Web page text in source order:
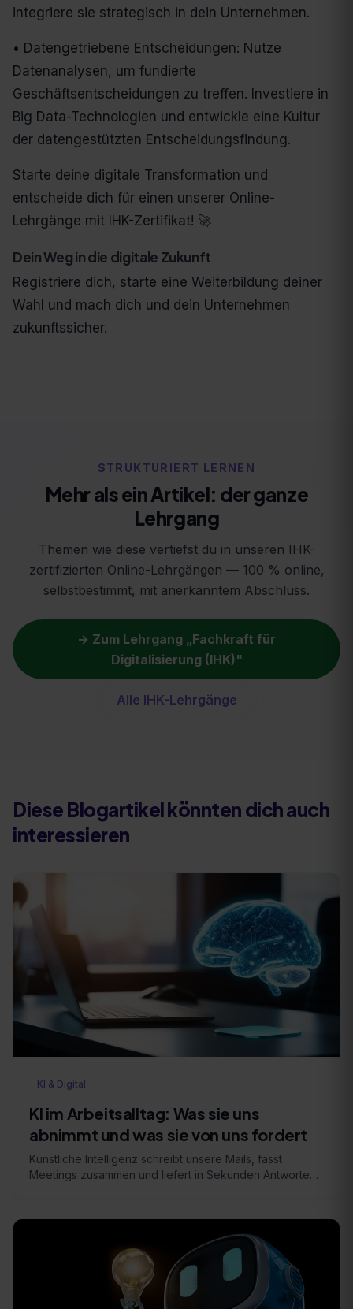
integriere sie strategisch in dein Unternehmen.
• Datengetriebene Entscheidungen: Nutze
Datenanalysen, um fundierte
Geschäftsentscheidungen zu treffen. Investiere in
Big Data-Technologien und entwickle eine Kultur
der datengestützten Entscheidungsfindung.
Starte deine digitale Transformation und
entscheide dich für einen unserer Online-
Lehrgänge mit IHK-Zertifikat! 🚀
Dein Weg in die digitale Zukunft
Registriere dich, starte eine Weiterbildung deiner
Wahl und mach dich und dein Unternehmen
zukunftssicher.
STRUKTURIERT LERNEN
Mehr als ein Artikel: der ganze
Lehrgang
Themen wie diese vertiefst du in unseren IHK-
zertifizierten Online-Lehrgängen — 100 % online,
selbstbestimmt, mit anerkanntem Abschluss.
→ Zum Lehrgang „Fachkraft für
Digitalisierung (IHK) "
Alle IHK-Lehrgänge
Diese Blogartikel könnten dich auch
interessieren
KI & Digital
KI im Arbeitsalltag: Was sie uns
abnimmt und was sie von uns fordert
Künstliche Intelligenz schreibt unsere Mails, fasst
Meetings zusammen und liefert in Sekunden Antworten